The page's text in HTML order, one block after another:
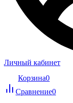
Личный кабинет
Корзина0
Сравнение0